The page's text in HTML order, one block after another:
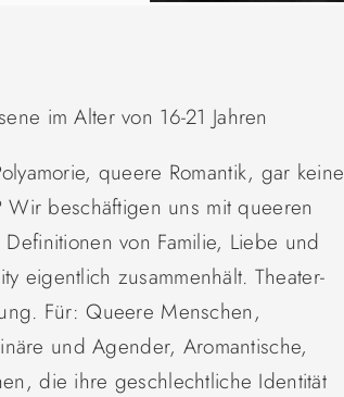
im Alter von 16-21 Jahren
queere Romantik, gar keine
Wir beschäftigen uns mit queeren
von Familie, Liebe und
eigentlich zusammenhält. Theater-
Für: Queere Menschen,
und Agender, Aromantische,
die ihre geschlechtliche Identität